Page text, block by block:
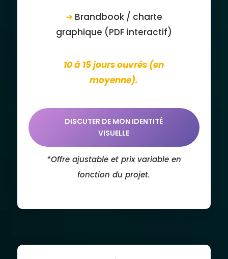
➜ Brandbook / charte
graphique (PDF interactif)
10 à 15 jours ouvrés (en
moyenne).
DISCUTER DE MON IDENTITÉ
VISUELLE
*Offre ajustable et prix variable en
fonction du projet.